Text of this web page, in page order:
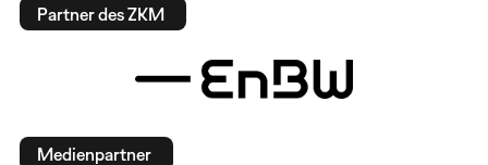
Partner des ZKM
Medienpartner